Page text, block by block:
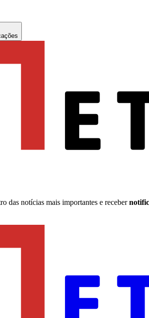
das notícias mais importantes e receber